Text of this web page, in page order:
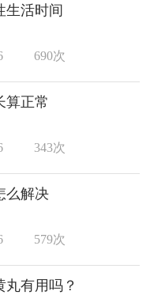
生活时间
690次
算正常
343次
么解决
579次
有用吗？